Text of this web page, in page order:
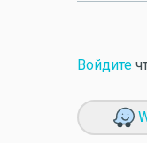
Войдите